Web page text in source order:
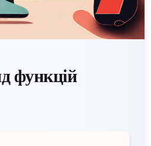
функцій